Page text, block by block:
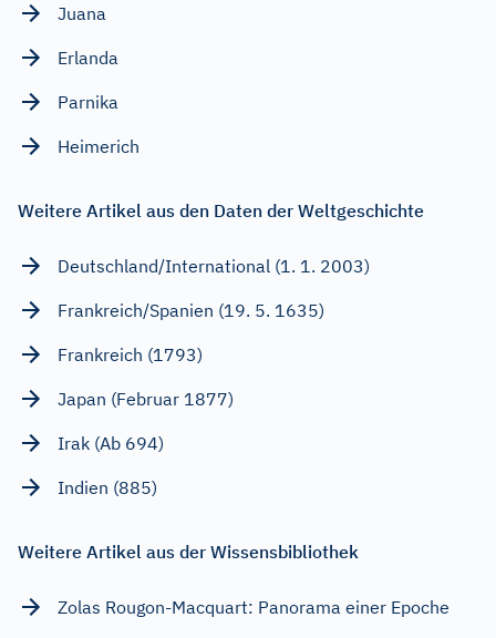
Juana
Erlanda
Parnika
Heimerich
Weitere Artikel aus den Daten der Weltgeschichte
Deutschland/International (1. 1. 2003)
Frankreich/Spanien (19. 5. 1635)
Frankreich (1793)
Japan (Februar 1877)
Irak (Ab 694)
Indien (885)
Weitere Artikel aus der Wissensbibliothek
Zolas Rougon-Macquart: Panorama einer Epoche